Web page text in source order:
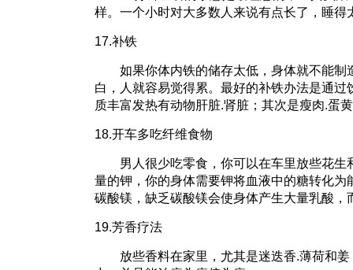
样。一个小时对大多数人来说有点长了，睡得
17.补铁
如果你体内铁的储存太低，身体就不能制
白，人就容易觉得累。最好的补铁办法是通过
质丰富发热有动物肝脏.肾脏；其次是瘦肉.蛋
18.开车多吃纤维食物
男人很少吃零食，你可以在车里放些花生
量的钾，你的身体需要钾将血液中的糖转化为
碳酸镁，缺乏碳酸镁会使身体产生大量乳酸，
19.芳香疗法
放些香料在家里，尤其是迷迭香.薄荷和姜